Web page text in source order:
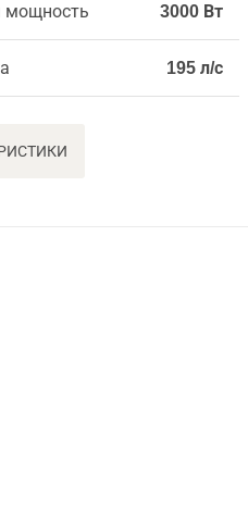
мощность 3000 Вт
195 л/с